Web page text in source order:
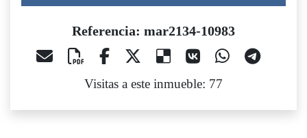
Referencia: mar2134-10983
Visitas a este inmueble: 77